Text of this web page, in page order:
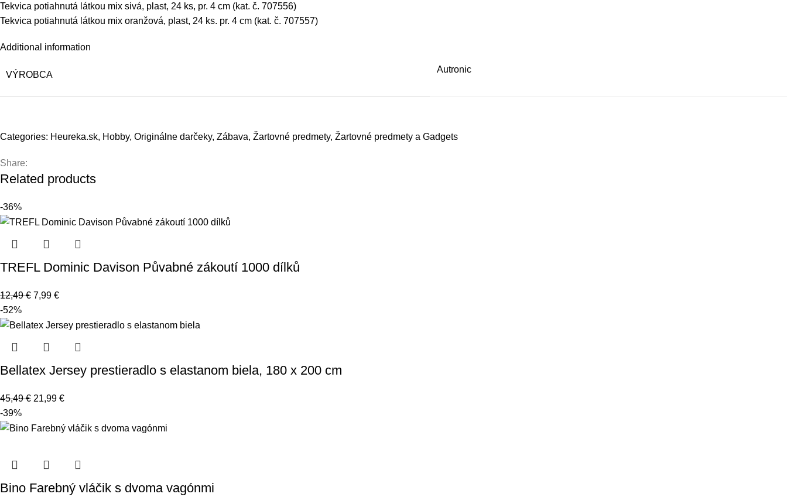
Tekvica potiahnutá látkou mix sivá, plast, 24 ks, pr. 4 cm (kat. č. 707556)
Tekvica potiahnutá látkou mix oranžová, plast, 24 ks. pr. 4 cm (kat. č. 707557)
Additional information
VÝROBCA
Autronic
Categories: Heureka.sk, Hobby, Originálne darčeky, Zábava, Žartovné predmety, Žartovné predmety a Gadgets
Share:
Related products
-36%
TREFL Dominic Davison Půvabné zákoutí 1000 dílků
12,49€ 7,99 €
-52%
Bellatex Jersey prestieradlo s elastanom biela, 180 x 200 cm
45,49€ 21,99 €
-39%
Bino Farebný vláčik s dvoma vagónmi